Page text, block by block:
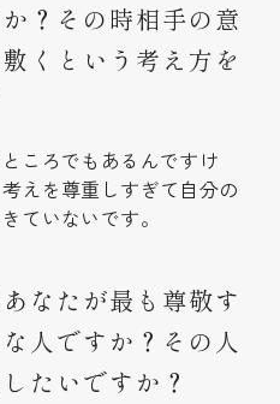
？その時相手の意
くという考え方を
ころでもあるんですけ
えを尊重しすぎて自分の
ていないです。
なたが最も尊敬す
人ですか？その人
たいですか？